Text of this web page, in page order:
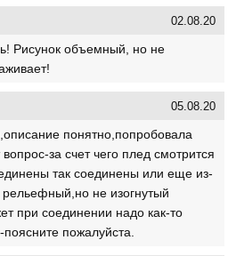
02.08.20
Рисунок объемный, но не
05.08.20
понятно,попробовала
за счет чего плед смотрится
так соединены или еще из-
рельефный,но не изогнутый
при соединении надо как-то
пожалуйста.